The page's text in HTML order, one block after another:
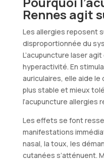
Rennes agit
Les allergies reposent
disproportionnée du
L’acupuncture laser
hyperactivité. En
auriculaires, elle aide le
plus stable et mieux
l’acupuncture allergies
Les effets se font
manifestations
nasal, la toux, les
cutanées s’atténuent.